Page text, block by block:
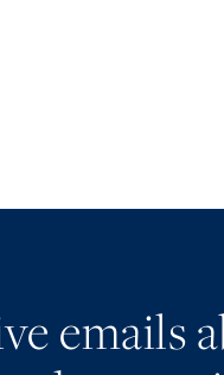
emails